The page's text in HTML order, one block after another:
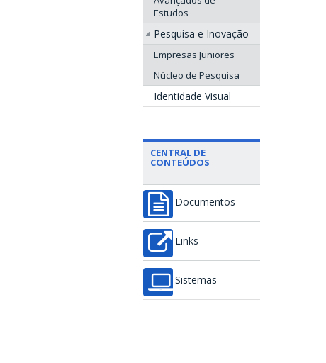
Estudos
Pesquisa e Inovação
Empresas Juniores
Núcleo de Pesquisa
Identidade Visual
CENTRAL DE
CONTEÚDOS
Documentos
Links
Sistemas